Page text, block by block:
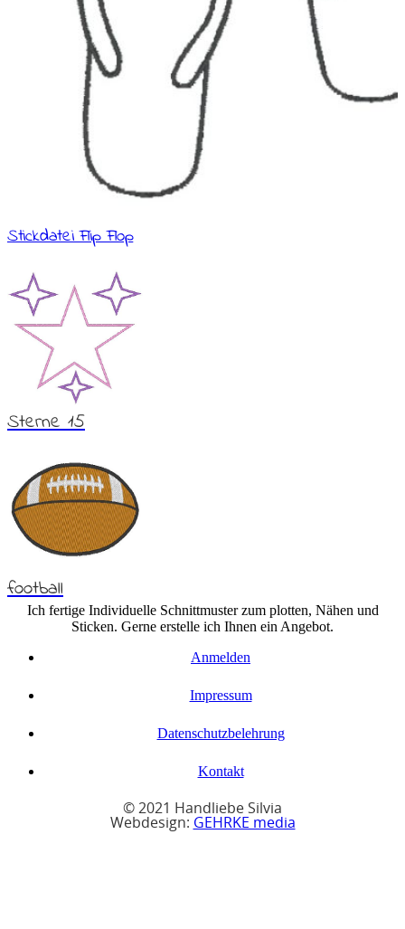
Stickdatei Flip Flop
Sterne 15
football
Ich fertige Individuelle Schnittmuster zum plotten, Nähen und
Sticken. Gerne erstelle ich Ihnen ein Angebot.
Anmelden
Impressum
Datenschutzbelehrung
Kontakt
© 2021 Handliebe Silvia
Webdesign: GEHRKE media